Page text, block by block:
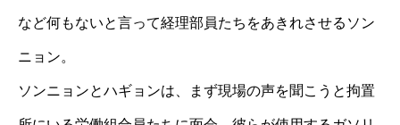
など何もないと言って経理部員たちをあきれさせるソン
ニョン。
ソンニョンとハギョンは、まず現場の声を聞こうと拘置